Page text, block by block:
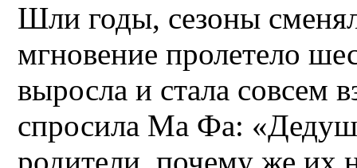
Шли годы, сезоны
мгновение пролетело
выросла и стала совсем
спросила Ма Фа: